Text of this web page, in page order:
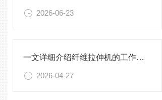
2026-06-23
一文详细介绍纤维拉伸机的工作原理及测试方法
2026-04-27